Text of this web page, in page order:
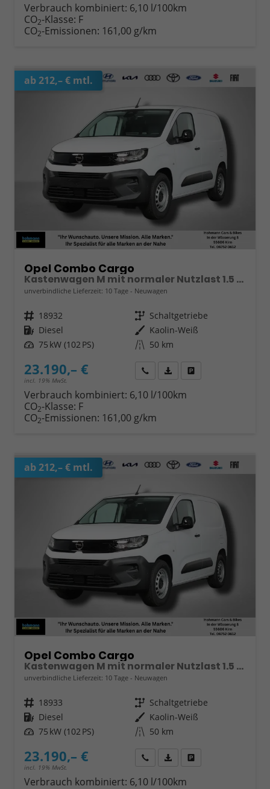
Verbrauch kombiniert: 6,10 l/100km
CO2-Klasse: F
CO2-Emissionen: 161,00 g/km
ab 212,– € mtl.
Opel Combo Cargo
Kastenwagen M mit normaler Nutzlast 1.5 Diesel 6-Gang
unverbindliche Lieferzeit: 10 Tage Neuwagen
Fahrzeugnr. 18932 Getriebe Schaltgetriebe
Kraftstoff Diesel Außenfarbe Kaolin-Weiß
Leistung 75 kW (102 PS) Kilometerstand 50 km
23.190,– €
incl. 19% MwSt.
Wir rufen Sie anFahrzeugexposé (PDF)
Verbrauch kombiniert: 6,10 l/100km
CO2-Klasse: F
CO2-Emissionen: 161,00 g/km
ab 212,– € mtl.
Opel Combo Cargo
Kastenwagen M mit normaler Nutzlast 1.5 Diesel 6-Gang
unverbindliche Lieferzeit: 10 Tage Neuwagen
Fahrzeugnr. 18933 Getriebe Schaltgetriebe
Kraftstoff Diesel Außenfarbe Kaolin-Weiß
Leistung 75 kW (102 PS) Kilometerstand 50 km
23.190,– €
incl. 19% MwSt.
Wir rufen Sie anFahrzeugexposé (PDF)
Verbrauch kombiniert: 6,10 l/100km